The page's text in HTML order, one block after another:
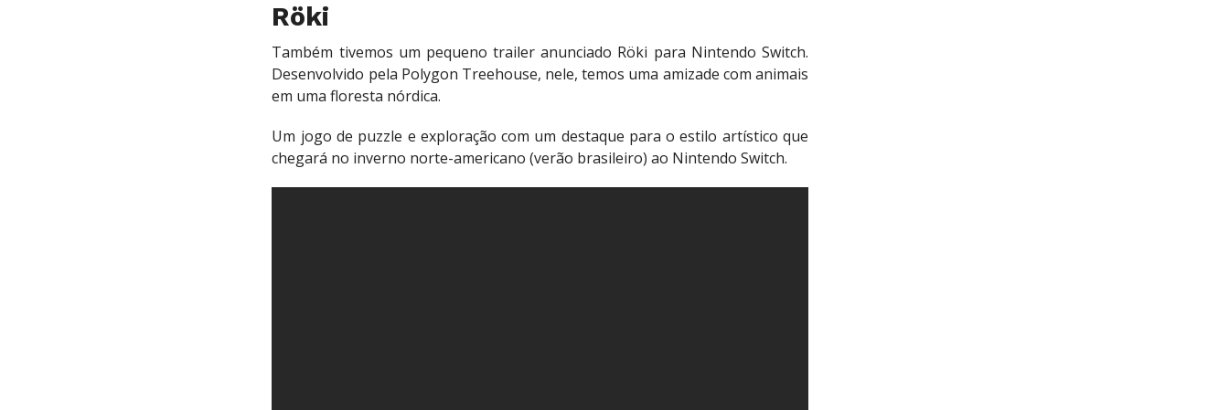
Röki
Também tivemos um pequeno trailer anunciado Röki para Nintendo Switch.
Desenvolvido pela Polygon Treehouse, nele, temos uma amizade com animais
em uma floresta nórdica.
Um jogo de puzzle e exploração com um destaque para o estilo artístico que
chegará no inverno norte-americano (verão brasileiro) ao Nintendo Switch.